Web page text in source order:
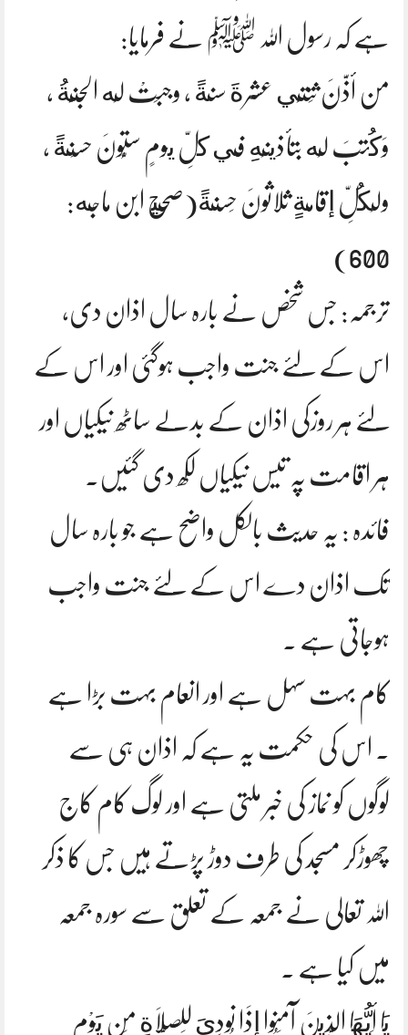
ہے کہ رسول اللہ ﷺ نے فرمایا:
من أذَّنَ ثِنتَي عشرةَ سنةً ، وجبَتْ لَه الجنَّةُ ،
وَكُتبَ لَه بتأذينِهِ في كلِّ يومٍ ستُّونَ حسَنةً ،
ولِكُلِّ إقامةٍ ثلاثونَ حَسنةً(صحيح ابن ماجه:
600)
ترجمہ: جس شخص نے بارہ سال اذان دی،
اس کے لئے جنت واجب ہوگئی اور اس کے
لئے ہر روزکی اذان کے بدلے ساٹھ نیکیاں اور
ہر اقامت پہ تیس نیکیاں لکھ دی گئیں۔
فائدہ : یہ حدیث بالکل واضح ہے جو بارہ سال
تک اذان دے اس کے لئے جنت واجب
ہوجاتی ہے ۔
کام بہت سہل ہے اور انعام بہت بڑا ہے
۔ اس کی حکمت یہ ہے کہ اذان ہی سے
لوگوں کو نماز کی خبر ملتی ہے اور لوگ کام کاج
چھوڑکر مسجد کی طرف دوڑ پڑتے ہیں جس کا ذکر
اللہ تعالی نے جمعہ کے تعلق سے سورہ جمعہ
میں کیا ہے ۔
يَا أَيُّهَا الَّذِينَ آمَنُوا إِذَا نُودِيَ لِلصَّلَاةِ مِن يَوْمِ